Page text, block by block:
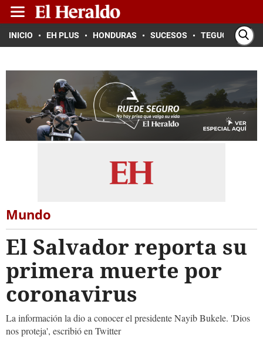
INICIO EH PLUS HONDURAS SUCESOS TEGUCIGALPA
Mundo
El Salvador reporta su
primera muerte por
coronavirus
La información la dio a conocer el presidente Nayib Bukele. 'Dios
nos proteja', escribió en Twitter